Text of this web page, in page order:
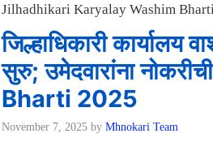
Jilhadhikari Karyalay Washim
जिल्हाधिकारी कार्यालय
सुरु; उमेदवारांना
Bharti 2025
November 7, 2025 by Mhnokari Team